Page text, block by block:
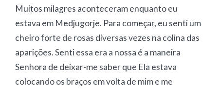
Muitos milagres aconteceram enquanto eu
estava em Medjugorje. Para começar, eu senti um
cheiro forte de rosas diversas vezes na colina das
aparições. Senti essa era a nossa é a maneira
Senhora de deixar-me saber que Ela estava
colocando os braços em volta de mim e me